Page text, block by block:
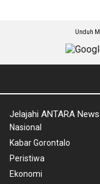
Unduh
Jelajahi ANTARA
Nasional
Kabar Gorontalo
Peristiwa
Ekonomi